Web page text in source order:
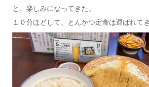
と、楽しみになってきた。
１０分ほどして、とんかつ定食は運ばれてき